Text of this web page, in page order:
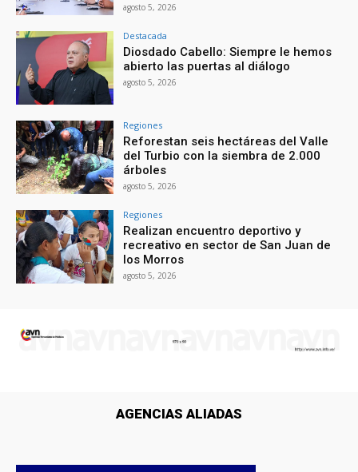
agosto 5, 2026
Destacada
Diosdado Cabello: Siempre le hemos
abierto las puertas al diálogo
agosto 5, 2026
Regiones
Reforestan seis hectáreas del Valle
del Turbio con la siembra de 2.000
árboles
agosto 5, 2026
Regiones
Realizan encuentro deportivo y
recreativo en sector de San Juan de
los Morros
agosto 5, 2026
AGENCIAS ALIADAS